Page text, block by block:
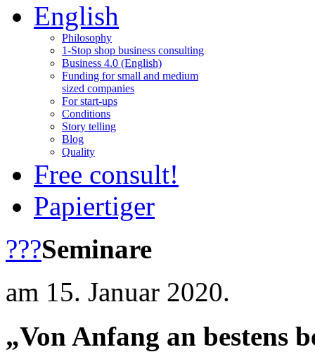
English
Philosophy
1-Stop shop business consulting
Business 4.0 (English)
Funding for small and medium
sized companies
For start-ups
Conditions
Story telling
Blog
Quality
Free consult!
Papiertiger
???Seminare
am 15. Januar 2020.
„Von Anfang an bestens